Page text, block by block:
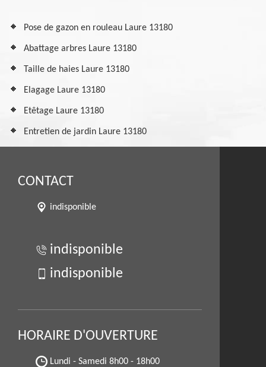
Pose de gazon en rouleau Laure 13180
Abattage arbres Laure 13180
Taille de haies Laure 13180
Elagage Laure 13180
Etêtage Laure 13180
Entretien de jardin Laure 13180
CONTACT
indisponible
indisponible
indisponible
HORAIRE D'OUVERTURE
Lundi - Samedi 8h00 - 18h00